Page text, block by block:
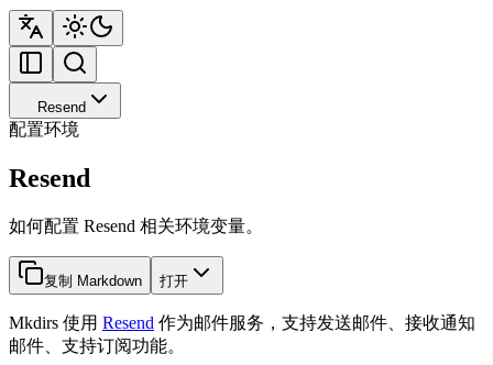
Resend
配置环境
Resend
如何配置 Resend 相关环境变量。
复制 Markdown 打开
Mkdirs 使用 Resend 作为邮件服务，支持发送邮件、接收通知
邮件、支持订阅功能。